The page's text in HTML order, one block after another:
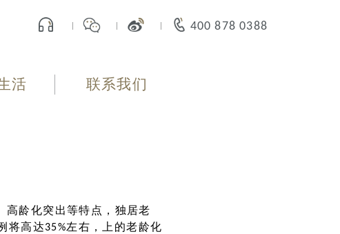
400 878 0388
活 联系我们
高龄化突出等特点，独居老
将高达35%左右，上的老龄化